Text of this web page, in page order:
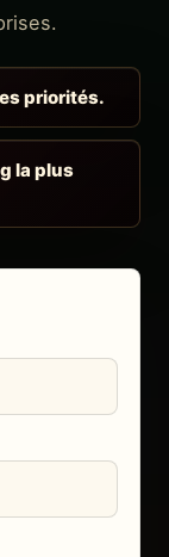
priorités.
la plus